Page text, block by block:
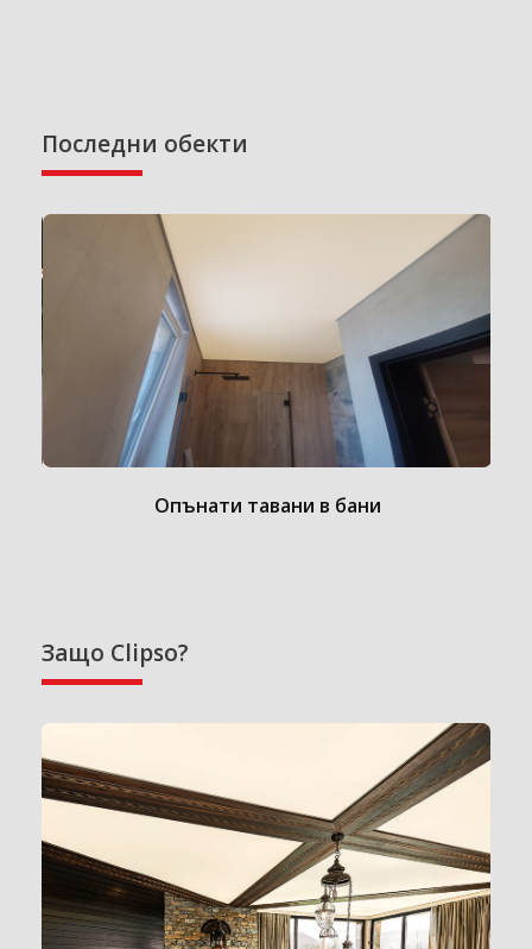
Последни обекти
Опънати тавани в бани
Защо Clipso?